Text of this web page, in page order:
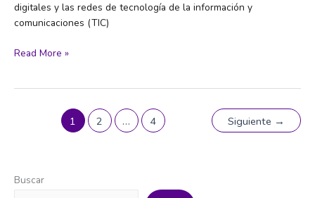
digitales y las redes de tecnología de la información y
comunicaciones (TIC)
Informe
Read More »
1 2 … 4 Siguiente →
Buscar